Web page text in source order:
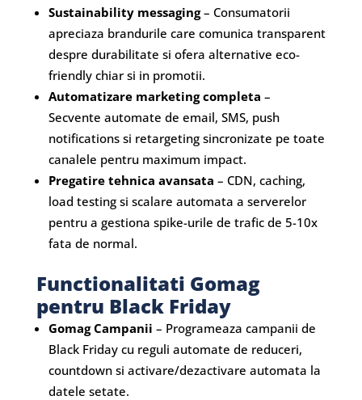
Sustainability messaging– Consumatorii
apreciaza brandurile care comunica transparent
despre durabilitate si ofera alternative eco-
friendly chiar si in promotii.
Automatizare marketing completa –
Secvente automate de email, SMS, push
notifications si retargeting sincronizate pe toate
canalele pentru maximum impact.
Pregatire tehnica avansata – CDN, caching,
load testing si scalare automata a serverelor
pentru a gestiona spike-urile de trafic de 5-10x
fata de normal.
Functionalitati Gomag
pentru Black Friday
Gomag Campanii – Programeaza campanii de
Black Friday cu reguli automate de reduceri,
countdown si activare/dezactivare automata la
datele setate.